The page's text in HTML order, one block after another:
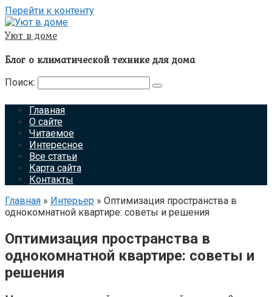
Перейти к контенту
Уют в доме
Блог о климатической технике для дома
Поиск:
Главная
О сайте
Читаемое
Интересное
Все статьи
Карта сайта
Контакты
Главная » Интерьер » Оптимизация пространства в
однокомнатной квартире: советы и решения
Оптимизация пространства в
однокомнатной квартире: советы и
решения